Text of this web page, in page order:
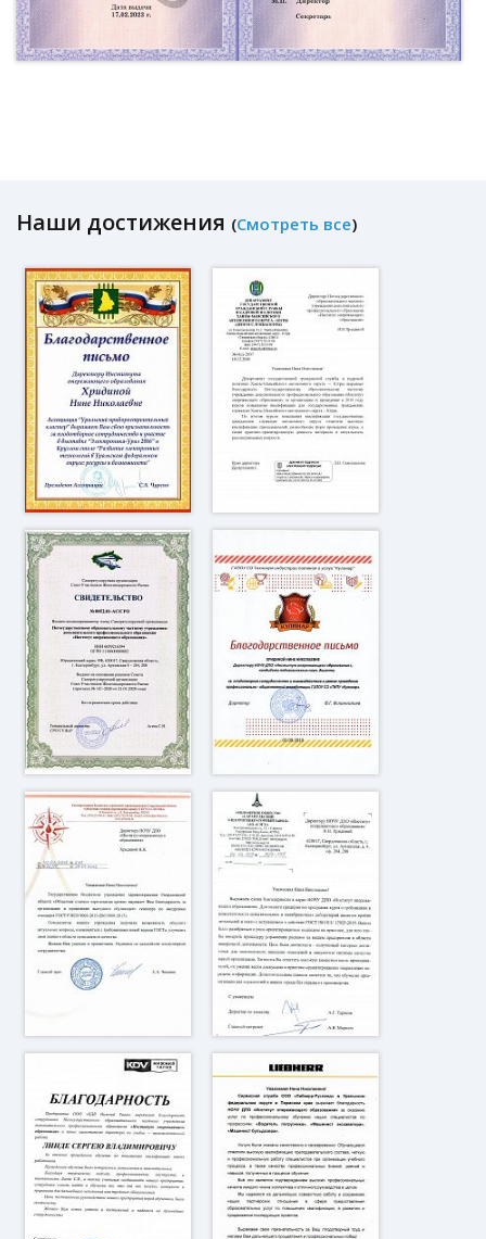
Наши достижения (Смотреть все)